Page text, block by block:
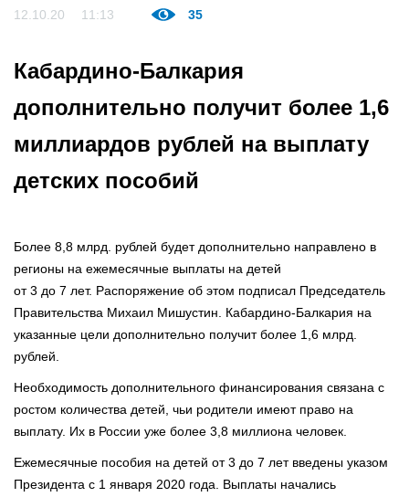
12.10.20 11:13 35
Кабардино-Балкария
дополнительно получит более 1,6
миллиардов рублей на выплату
детских пособий
Более 8,8 млрд. рублей будет дополнительно направлено в
регионы на ежемесячные выплаты на детей
от 3 до 7 лет. Распоряжение об этом подписал Председатель
Правительства Михаил Мишустин. Кабардино-Балкария на
указанные цели дополнительно получит более 1,6 млрд.
рублей.
Необходимость дополнительного финансирования связана с
ростом количества детей, чьи родители имеют право на
выплату. Их в России уже более 3,8 миллиона человек.
Ежемесячные пособия на детей от 3 до 7 лет введены указом
Президента с 1 января 2020 года. Выплаты начались